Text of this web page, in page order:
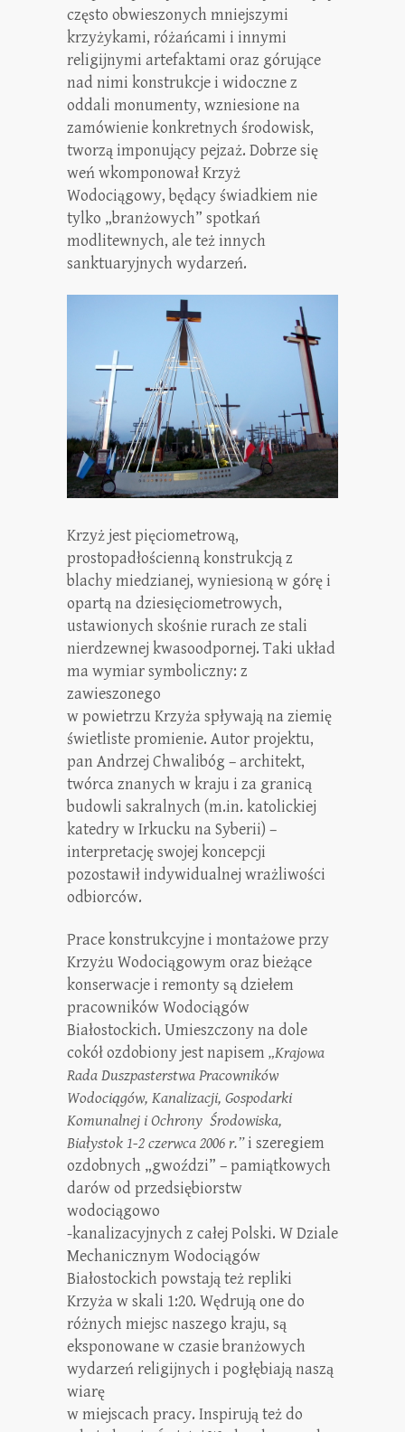
często obwieszonych mniejszymi
krzyżykami, różańcami i innymi
religijnymi artefaktami oraz górujące
nad nimi konstrukcje i widoczne z
oddali monumenty, wzniesione na
zamówienie konkretnych środowisk,
tworzą imponujący pejzaż. Dobrze się
weń wkomponował Krzyż
Wodociągowy, będący świadkiem nie
tylko „branżowych” spotkań
modlitewnych, ale też innych
sanktuaryjnych wydarzeń.
Krzyż jest pięciometrową,
prostopadłościenną konstrukcją z
blachy miedzianej, wyniesioną w górę i
opartą na dziesięciometrowych,
ustawionych skośnie rurach ze stali
nierdzewnej kwasoodpornej. Taki układ
ma wymiar symboliczny: z
zawieszonego
w powietrzu Krzyża spływają na ziemię
świetliste promienie. Autor projektu,
pan Andrzej Chwalibóg – architekt,
twórca znanych w kraju i za granicą
budowli sakralnych (m.in. katolickiej
katedry w Irkucku na Syberii) –
interpretację swojej koncepcji
pozostawił indywidualnej wrażliwości
odbiorców.
Prace konstrukcyjne i montażowe przy
Krzyżu Wodociągowym oraz bieżące
konserwacje i remonty są dziełem
pracowników Wodociągów
Białostockich. Umieszczony na dole
cokół ozdobiony jest napisem „Krajowa
Rada Duszpasterstwa Pracowników
Wodociągów, Kanalizacji, Gospodarki
Komunalnej i Ochrony Środowiska,
Białystok 1-2 czerwca 2006 r.”i szeregiem
ozdobnych „gwoździ” – pamiątkowych
darów od przedsiębiorstw
wodociągowo
-kanalizacyjnych z całej Polski. W Dziale
Mechanicznym Wodociągów
Białostockich powstają też repliki
Krzyża w skali 1:20. Wędrują one do
różnych miejsc naszego kraju, są
eksponowane w czasie branżowych
wydarzeń religijnych i pogłębiają naszą
wiarę
w miejscach pracy. Inspirują też do